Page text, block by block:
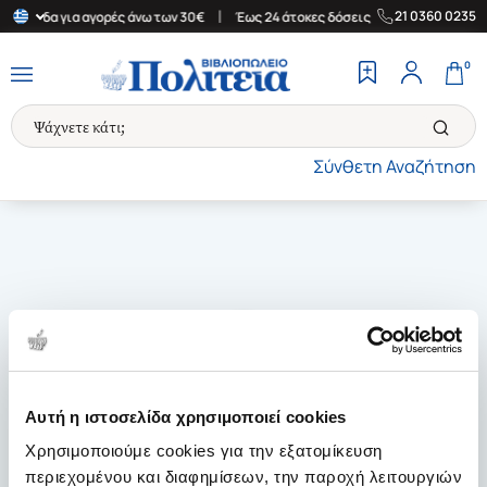
Αυτή η ιστοσελίδα χρησιμοποιεί cookies
Χρησιμοποιούμε cookies για την εξατομίκευση
περιεχομένου και διαφημίσεων, την παροχή λειτουργιών
για αγορές άνω των 30€ Έως 24 άτοκες δόσεις | Δωρεάν
21 0360 0235
Σύνθετη Αναζήτηση
0